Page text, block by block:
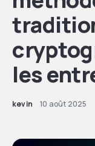
les
kevin 10 août 2025